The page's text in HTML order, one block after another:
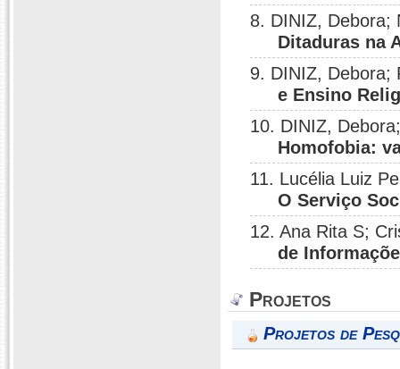
8. DINIZ, Debora;
Ditaduras na
9. DINIZ, Debora;
e Ensino
10. DINIZ,
Homofobia:
11. Lucélia Luiz
O Serviço
12. Ana Rita S;
de
Projetos
Projetos de